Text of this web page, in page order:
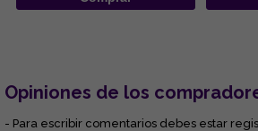
Opiniones de los
- Para escribir comentarios debes estar